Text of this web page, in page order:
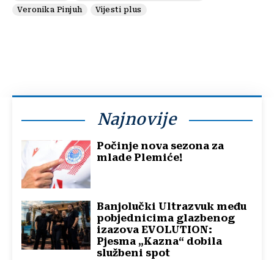
Veronika Pinjuh
Vijesti plus
Najnovije
Počinje nova sezona za
mlade Plemiće!
Banjolučki Ultrazvuk među
pobjednicima glazbenog
izazova EVOLUTION:
Pjesma „Kazna“ dobila
službeni spot